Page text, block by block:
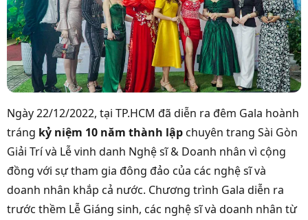
Ngày 22/12/2022, tại TP.HCM đã diễn ra đêm Gala hoành
tráng kỷ niệm 10 năm thành lậpchuyên trang Sài Gòn
Giải Trí và Lễ vinh danh Nghệ sĩ & Doanh nhân vì cộng
đồng với sự tham gia đông đảo của các nghệ sĩ và
doanh nhân khắp cả nước. Chương trình Gala diễn ra
trước thềm Lễ Giáng sinh, các nghệ sĩ và doanh nhân từ